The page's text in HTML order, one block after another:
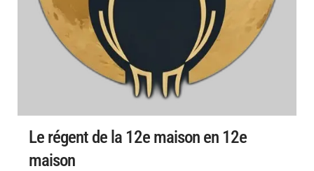
Le régent de la 12e maison en 12e
maison